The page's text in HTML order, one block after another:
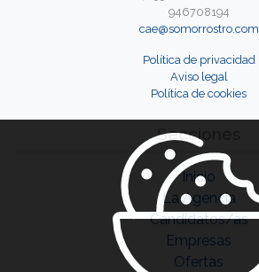
946708194
cae@somorrostro.com
Política de privacidad
Aviso legal
Política de cookies
Secciones
Inicio
La Agencia
Candidatos/as
Empresas
Ofertas